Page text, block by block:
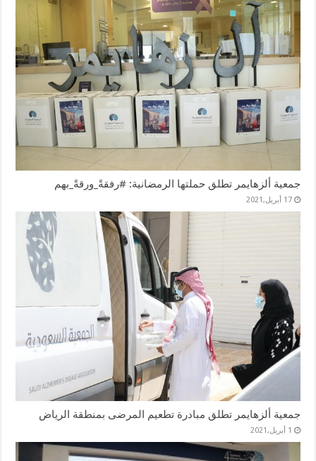
جمعية ألزهايمر تطلق حملتها الرمضانية: #رفقةً_ورقةً_بهم
17 أبريل,2021
جمعية ألزهايمر تطلق مبادرة تطعيم المرضى بمنطقة الرياض
1 أبريل,2021